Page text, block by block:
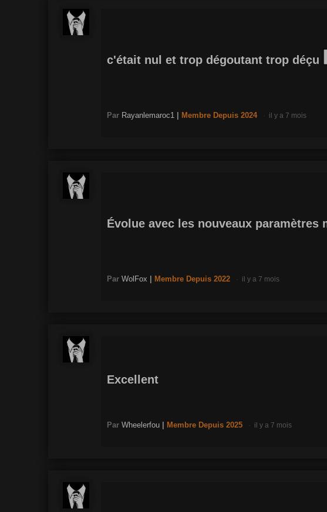
c'était nul et trop dégoutant trop déçu
Par Rayanlemaroc1 Membre Depuis 2024 il y a 7 mois
Évolue avec les nouveaux paramètres
Par WolFox Membre Depuis 2022 il y a 7 mois
Excellent
Par Wheelerfou Membre Depuis 2025 il y a 7 mois